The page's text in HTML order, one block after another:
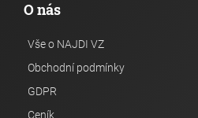
O nás
Vše o NAJDI VZ
Obchodní podmínky
GDPR
Ceník